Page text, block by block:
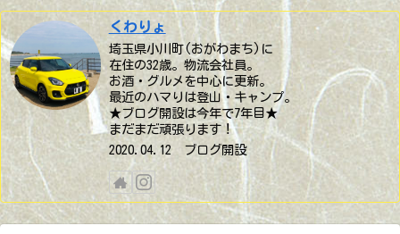
くわりょ
埼玉県小川町(おがわまち)に
在住の32歳。物流会社員。
お酒・グルメを中心に更新。
最近のハマりは登山・キャンプ。
★ブログ開設は今年で7年目★
まだまだ頑張ります！
2020.04.12 ブログ開設